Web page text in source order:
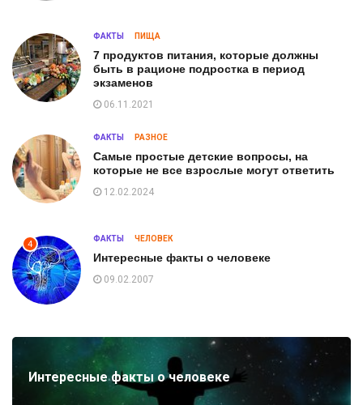
ФАКТЫ ПИЩА
7 продуктов питания, которые должны
быть в рационе подростка в период
экзаменов
06.11.2021
ФАКТЫ РАЗНОЕ
Самые простые детские вопросы, на
которые не все взрослые могут ответить
12.02.2024
4
ФАКТЫ ЧЕЛОВЕК
Интересные факты о человеке
09.02.2007
Интересные факты о человеке